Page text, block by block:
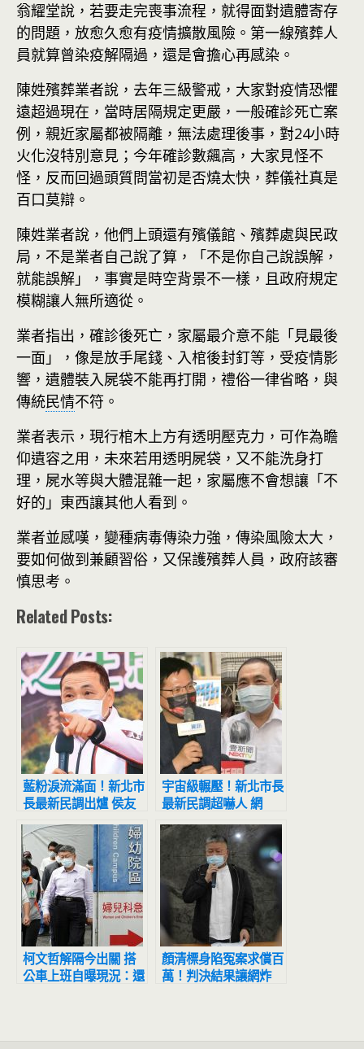
翁耀堂說，若要走完喪事流程，就得面對遺體寄存
的問題，放愈久愈有疫情擴散風險。第一線殯葬人
員就算曾染疫解隔過，還是會擔心再感染。
陳姓殯葬業者說，去年三級警戒，大家對疫情恐懼
遠超過現在，當時居隔規定更嚴，一般確診死亡案
例，親近家屬都被隔離，無法處理後事，對24小時
火化沒特別意見；今年確診數飆高，大家見怪不
怪，反而回過頭質問當初是否燒太快，葬儀社真是
百口莫辯。
陳姓業者說，他們上頭還有殯儀館、殯葬處與民政
局，不是業者自己說了算，「不是你自己說誤解，
就能誤解」，事實是時空背景不一樣，且政府規定
模糊讓人無所適從。
業者指出，確診後死亡，家屬最介意不能「見最後
一面」，像是放手尾錢、入棺後封釘等，受疫情影
響，遺體裝入屍袋不能再打開，禮俗一律省略，與
傳統民情不符。
業者表示，現行棺木上方有透明壓克力，可作為瞻
仰遺容之用，未來若用透明屍袋，又不能洗身打
理，屍水等與大體混雜一起，家屬應不會想讓「不
好的」東西讓其他人看到。
業者並感嘆，變種病毒傳染力強，傳染風險太大，
要如何做到兼顧習俗，又保護殯葬人員，政府該審
慎思考。
Related Posts:
藍粉淚流滿面！新北市
長最新民調出爐 侯友
宜超震撼
宇宙級輾壓！新北市長
最新民調超嚇人 網
驚：滅亡計畫開始
柯文哲解隔今出關 搭
公車上班自曝現況：還
顏清標身陷冤案求償百
萬！判決結果讓網炸